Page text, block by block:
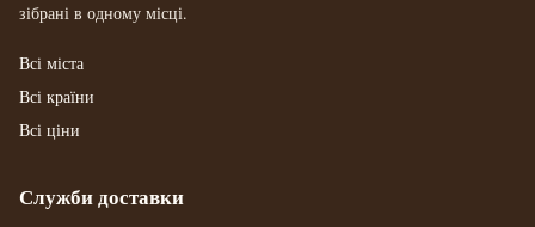
зібрані в одному місці.
Всі міста
Всі країни
Всі ціни
Служби доставки